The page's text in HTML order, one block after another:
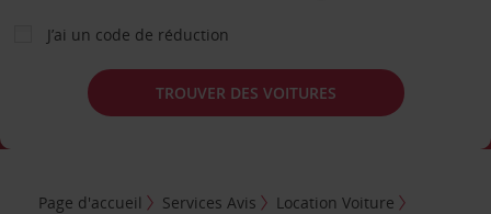
J’ai un code de réduction
TROUVER DES VOITURES
Page d'accueil Services Avis
Location Voiture